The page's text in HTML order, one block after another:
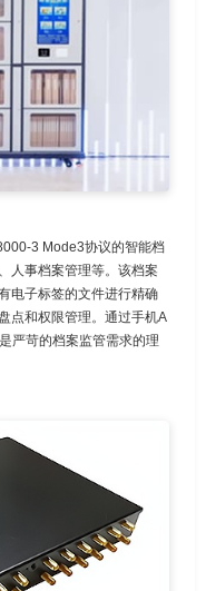
3 Mode3协议的智能档
人事档案管理等。该档案
电子标签的文件进行精确
点和权限管理。通过手机A
严苛的档案监管需求的理